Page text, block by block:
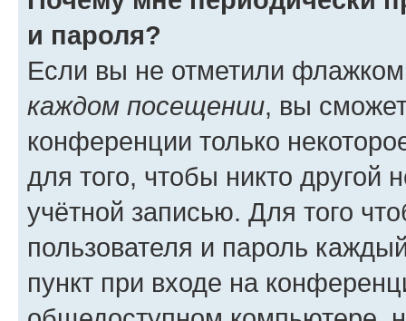
и пароля?
Если вы не отметили
каждом посещении, вы
конференции только
для того, чтобы никто другой
учётной записью. Для того
пользователя и пароль
пункт при входе на